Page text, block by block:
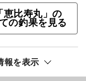
恵比寿丸」の
の釣果を見る
報を表示